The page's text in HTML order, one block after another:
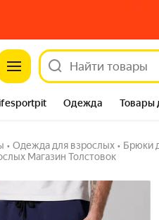
Одежда Товары
• Одежда для взрослых • Брюки
Магазин Толстовок
Задать вопрос